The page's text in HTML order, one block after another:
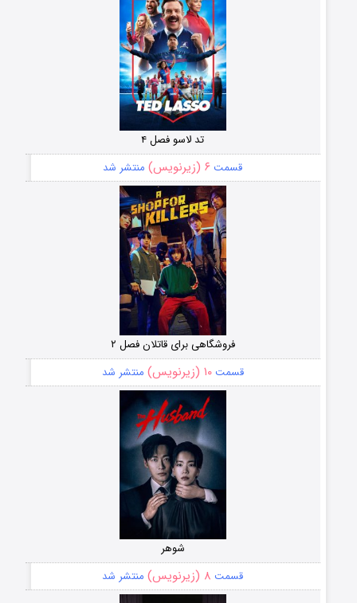
تد لاسو فصل ۴
قسمت ۶ (زیرنویس) منتشر شد
فروشگاهی برای قاتلان فصل ۲
قسمت۱۰ (زیرنویس) منتشر شد
شوهر
قسمت ۸ (زیرنویس) منتشر شد